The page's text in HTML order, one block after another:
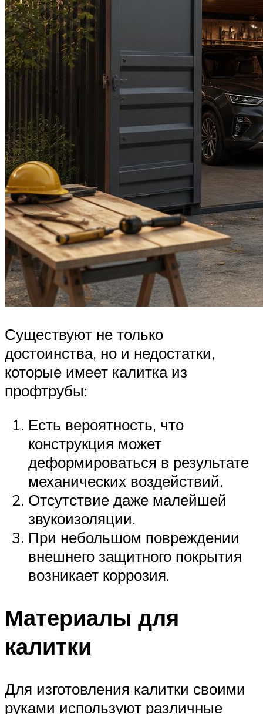
Существуют не только
достоинства, но и недостатки,
которые имеет калитка из
профтрубы:
Есть вероятность, что
конструкция может
деформироваться в результате
механических воздействий.
Отсутствие даже малейшей
звукоизоляции.
При небольшом повреждении
внешнего защитного покрытия
возникает коррозия.
Материалы для
калитки
Для изготовления калитки своими
руками используют различные